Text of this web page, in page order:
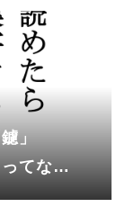
」
てなん